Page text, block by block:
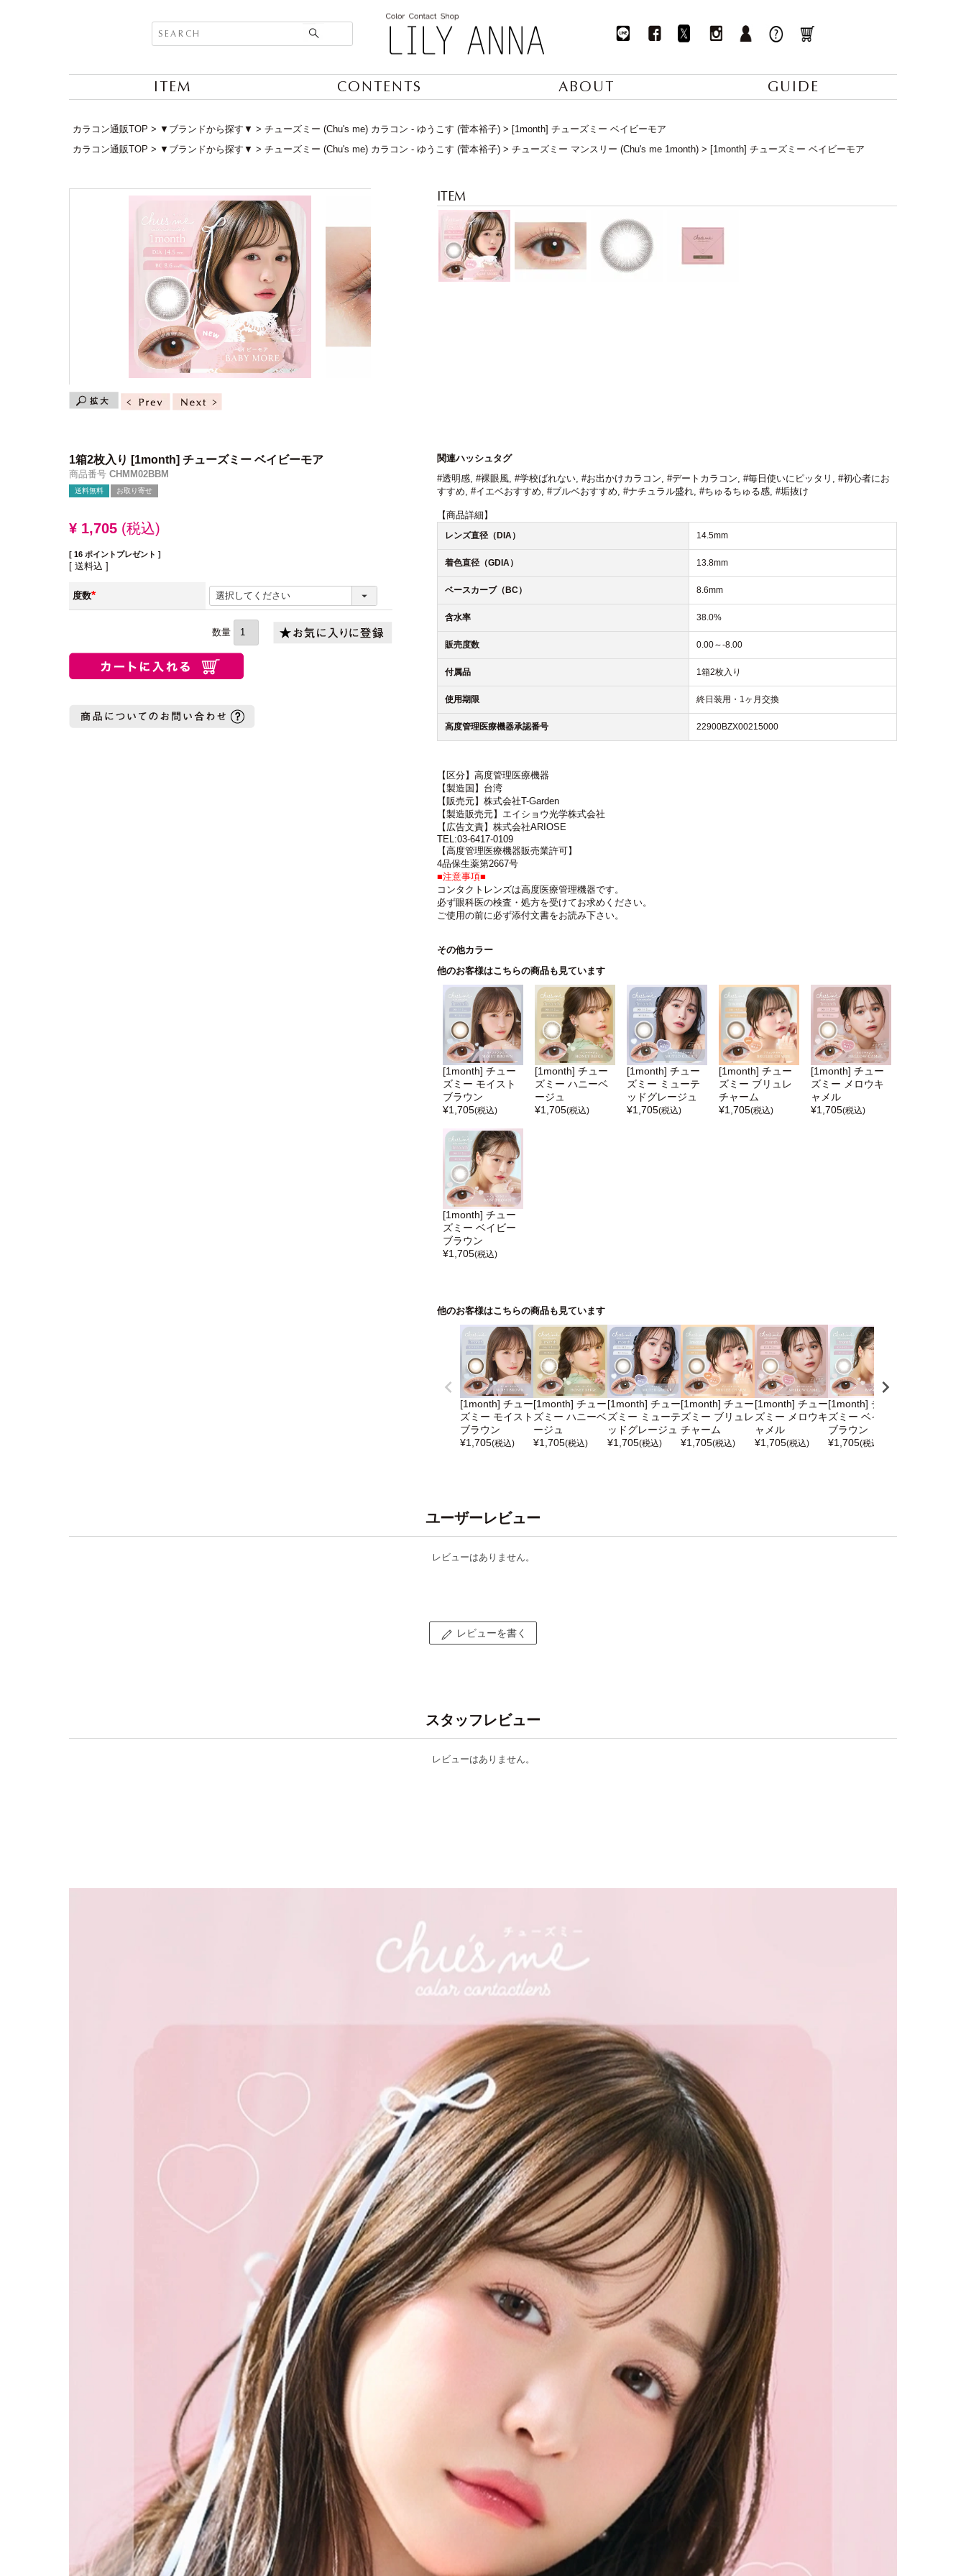
ITEM CONTENTS ABOUT GUIDE
カラコン通販TOP ▼ブランドから探す▼ チューズミー (Chu's me) カラコン - ゆうこす (菅本裕子)
[1month] チューズミー ベイビーモア
カラコン通販TOP
▼ブランドから探す▼ チューズミー (Chu's me) カラコン - ゆうこす (菅本裕子) チューズミー マンスリー (Chu's me 1month) [1month] チューズミー ベイビーモア
1箱2枚入り [1month] チューズミー ベイビーモア
商品番号 CHMM02BBM
送料無料 お取り寄せ
¥ 1,705 税込
[ 16 ポイントプレゼント ]
送料込
度数
(必
関連ハッシュタグ
#透明感, #裸眼風, #学校ばれない, #お出かけカラコン, #デートカラコン, #毎日使いにピッタリ , #初心者にお
すすめ, #イエベおすすめ, #ブルベおすすめ, #ナチュラル盛れ, #ちゅるちゅる感, #垢抜け
【商品詳細】
レンズ直径（DIA） 14.5mm
着色直径（GDIA） 13.8mm
ベースカーブ（BC） 8.6mm
含水率 38.0%
販売度数 0.00～-8.00
付属品 1箱2枚入り
使用期限 終日装用・1ヶ月交換
高度管理医療機器承認番号 22900BZX00215000
【区分】高度管理医療機器
【製造国】台湾
【販売元】株式会社T-Garden
【製造販売元】エイショウ光学株式会社
【広告文責】株式会社ARIOSE
TEL:03-6417-0109
【高度管理医療機器販売業許可】
4品保生薬第2667号
■注意事項■
コンタクトレンズは高度医療管理機器です。
必ず眼科医の検査・処方を受けてお求めください。
ご使用の前に必ず添付文書をお読み下さい。
その他カラー
他のお客様はこちらの商品も見ています
[1month] チュー
ズミー モイスト
ブラウン
¥1,705(税込)
[1month] チュー
ズミー ハニーベ
ージュ
¥1,705(税込)
[1month] チュー
ズミー ミューテ
ッドグレージュ
¥1,705(税込)
[1month] チュー
ズミー ブリュレ
チャーム
¥1,705(税込)
[1month] チュー
ズミー メロウキ
ャメル
¥1,705(税込)
[1month] チュー
ズミー ベイビー
ブラウン
¥1,705(税込)
他のお客様はこちらの商品も見ています
[1month] チュー
ズミー モイスト
ブラウン
¥1,705(税込)
[1month] チュー
ズミー ハニーベ
ージュ
¥1,705(税込)
[1month] チュー
ズミー ミューテ
ッドグレージュ
¥1,705(税込)
[1month] チュー
ズミー ブリュレ
チャーム
¥1,705(税込)
[1month] チュー
ズミー メロウキ
ャメル
¥1,705(税込)
[1month] チュー
ズミー ベイビー
ブラウン
¥1,705(税込)
ユーザーレビュー
レビューはありません。
レビューを書く
スタッフレビュー
レビューはありません。